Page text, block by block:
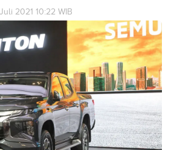
2021 10:22 WIB